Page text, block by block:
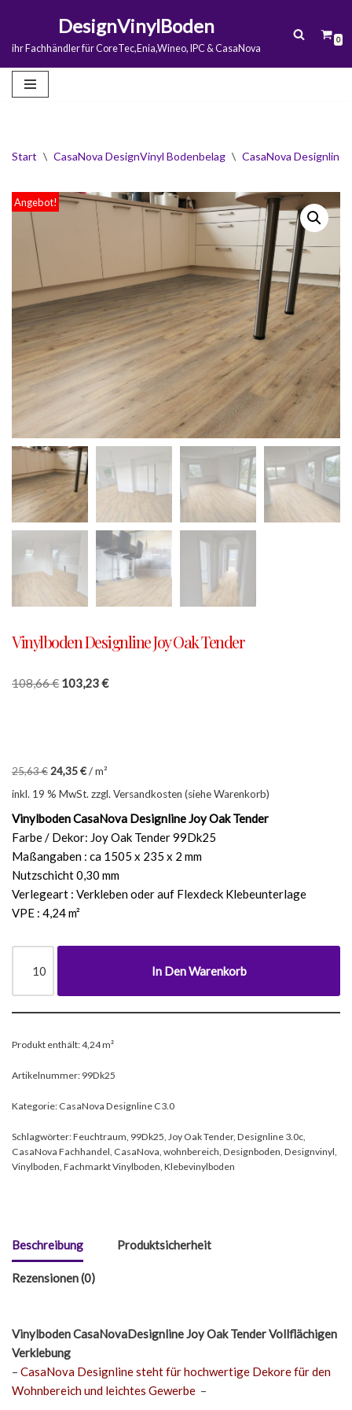
Zum
springen
DesignVinylBoden
ihr Fachhändler für CoreTec,Enia,Wineo, IPC & CasaNova
0
Start \ CasaNova DesignVinyl Bodenbelag \ CasaNova Designline
Angebot!
Vinylboden Designline Joy Oak Tender
108,66€ 103,23€
25,63€24,35€/m²
inkl. 19 % MwSt.zzgl. Versandkosten (siehe Warenkorb)
Vinylboden CasaNova Designline Joy Oak Tender
Farbe / Dekor: Joy Oak Tender 99Dk25
Maßangaben : ca 1505 x 235 x 2 mm
Nutzschicht 0,30 mm
Verlegeart : Verkleben oder auf Flexdeck Klebeunterlage
VPE : 4,24 m²
In Den Warenkorb
Produkt enthält: 4,24m²
Artikelnummer: 99Dk25
Kategorie: CasaNova Designline C3.0
Schlagwörter:Feuchtraum, 99Dk25, Joy Oak Tender, Designline 3.0c,
CasaNova Fachhandel, CasaNova, wohnbereich, Designboden, Designvinyl,
Vinylboden, Fachmarkt Vinylboden, Klebevinylboden
Beschreibung Produktsicherheit
Rezensionen (0)
Vinylboden CasaNovaDesignline Joy Oak Tender Vollflächigen
Verklebung
– CasaNova Designline steht für hochwertige Dekore für den
Wohnbereich und leichtes Gewerbe –